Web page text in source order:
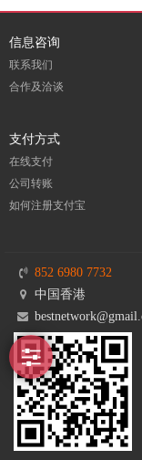
信息咨询
联系我们
合作及洽谈
支付方式
在线支付
公司转账
如何注册支付宝
852 6980 7732
中国香港